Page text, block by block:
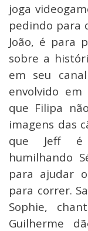
joga
pedindo para
João, é para
sobre a
em seu
envolvido em
que Filipa
imagens das
que Jeff é
humilhando
para ajudar
para correr.
Sophie,
Guilherme